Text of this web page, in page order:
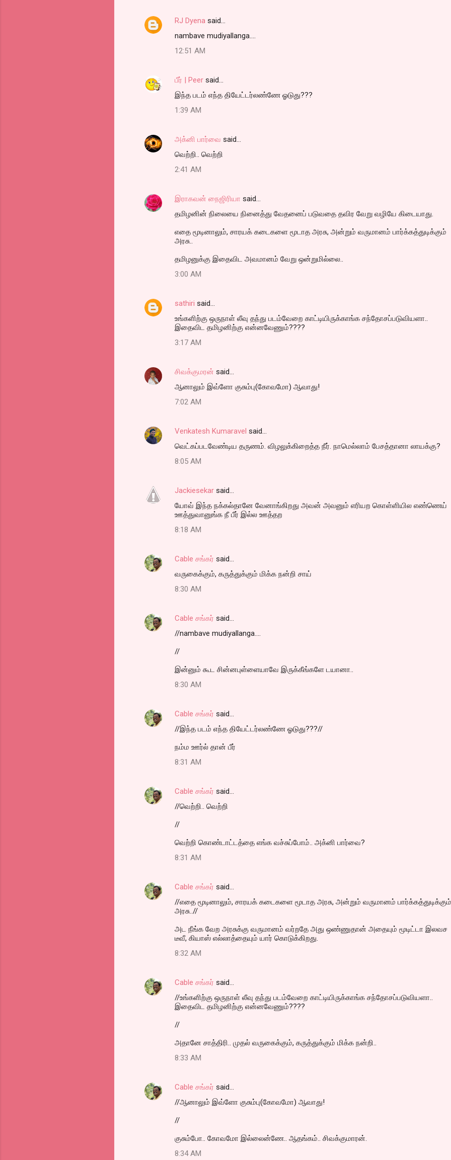
RJ Dyena said…
nambave mudiyallanga....
12:51 AM
பீர் | Peer said…
இந்த படம் எந்த தியேட்டர்லண்ணே ஓடுது???
1:39 AM
அக்னி பார்வை said…
வெற்றி.. வெற்றி
2:41 AM
இராகவன் நைஜிரியா said…
தமிழனின் நிலையை நினைத்து வேதனைப் படுவதை தவிர வேறு வழியே கிடையாது.
எதை மூடினாலும், சாரயக் கடைகளை மூடாத அரசு, அன்றும் வருமானம் பார்க்கத்துடிக்கும்
அரசு..
தமிழனுக்கு இதைவிட அவமானம் வேறு ஒன்றுமில்லை..
3:00 AM
sathiri said…
உங்களிற்கு ஒருநாள் லீவு தந்து படம்வேறை காட்டியிருக்காங்க சந்தோசப்படுவியளா..
இதைவிட தமிழனிற்கு என்னவேணும்????
3:17 AM
சிவக்குமரன் said…
ஆனாலும் இவ்ளோ குசும்பு(கோவமோ) ஆவாது!
7:02 AM
Venkatesh Kumaravel said…
வெட்கப்படவேண்டிய தருணம். விழலுக்கிறைத்த நீர். நாமெல்லாம் பேசத்தானா லாயக்கு?
8:05 AM
Jackiesekar said…
யோவ் இந்த நக்கல்தானே வேனாங்கிறது அவன் அவனும் எரியற கொள்ளியில எண்ணெய்
ஊத்துவானுங்க நீ பீர் இல்ல ஊத்தற
8:18 AM
Cable சங்கர் said…
வருகைக்கும், கருத்துக்கும் மிக்க நன்றி சாய்
8:30 AM
Cable சங்கர் said…
//nambave mudiyallanga....
//
இன்னும் கூட சின்னபுள்ளையாவே இருக்கீங்களே டயானா..
8:30 AM
Cable சங்கர் said…
//இந்த படம் எந்த தியேட்டர்லண்ணே ஓடுது???//
நம்ம ஊர்ல் தான் பீர்
8:31 AM
Cable சங்கர் said…
//வெற்றி.. வெற்றி
//
வெற்றி கொண்டாட்டத்தை எங்க வச்சுப்போம்.. அக்னி பார்வை?
8:31 AM
Cable சங்கர் said…
//எதை மூடினாலும், சாரயக் கடைகளை மூடாத அரசு, அன்றும் வருமானம் பார்க்கத்துடிக்கும்
அரசு..//
அட நீங்க வேற அரசுக்கு வருமானம் வர்றதே அது ஒண்ணுதான் அதையும் மூடிட்டா இலவச
டீவீ, கியாஸ் எல்லாத்தையும் யார் கொடுக்கிறது.
8:32 AM
Cable சங்கர் said…
//உங்களிற்கு ஒருநாள் லீவு தந்து படம்வேறை காட்டியிருக்காங்க சந்தோசப்படுவியளா..
இதைவிட தமிழனிற்கு என்னவேணும்????
//
அதானே சாத்திரி.. முதல் வருகைக்கும், கருத்துக்கும் மிக்க நன்றி..
8:33 AM
Cable சங்கர் said…
//ஆனாலும் இவ்ளோ குசும்பு(கோவமோ) ஆவாது!
//
குசும்போ.. கோவமோ இல்லைன்ணே.. ஆதங்கம்.. சிவக்குமாரன்.
8:34 AM